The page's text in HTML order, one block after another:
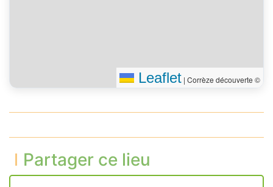
Leaflet | Corrèze découverte ©
Partager ce lieu